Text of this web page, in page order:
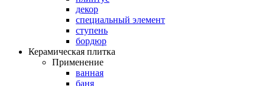
декор
специальный элемент
ступень
бордюр
Керамическая плитка
Применение
ванная
баня